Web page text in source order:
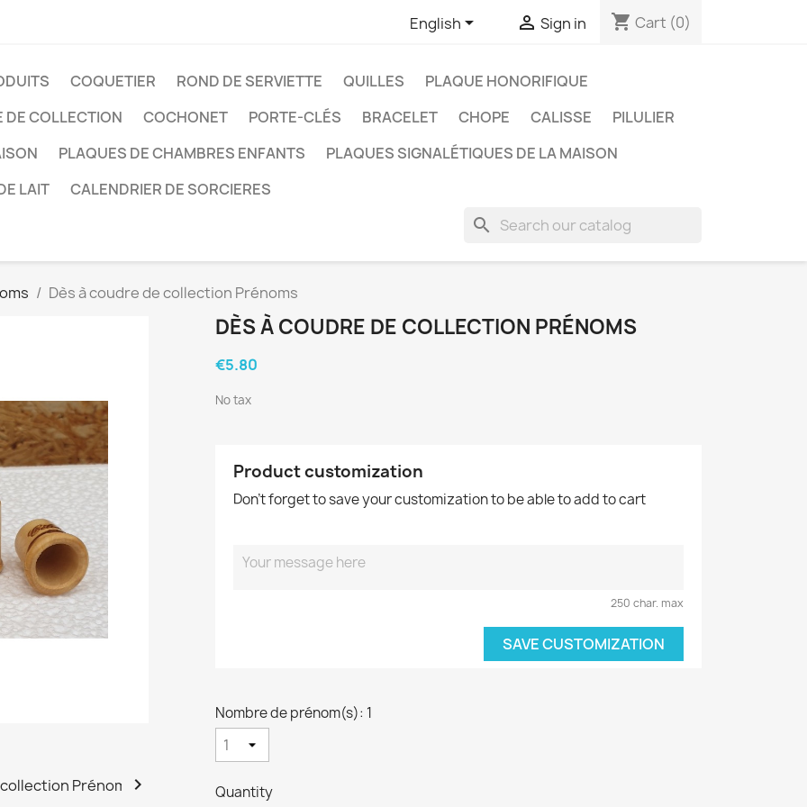
English  Sign in shopping_cart Cart (0)
COQUETIER ROND DE SERVIETTE QUILLES
PLAQUE HONORIFIQUE
DE COLLECTION
COCHONET PORTE-CLÉS BRACELET CHOPE CALISSE
PILULIER
PLAQUES DE CHAMBRES ENFANTS
PLAQUES SIGNALÉTIQUES DE LA MAISON
LAIT
CALENDRIER DE SORCIERES
search
Dès à coudre de collection Prénoms

DÈS À COUDRE DE COLLECTION PRÉNOMS
€5.80
No tax
Product customization
Don't forget to save your customization to be able to add to cart
250 char. max
SAVE CUSTOMIZATION
Nombre de prénom(s): 1
Quantity